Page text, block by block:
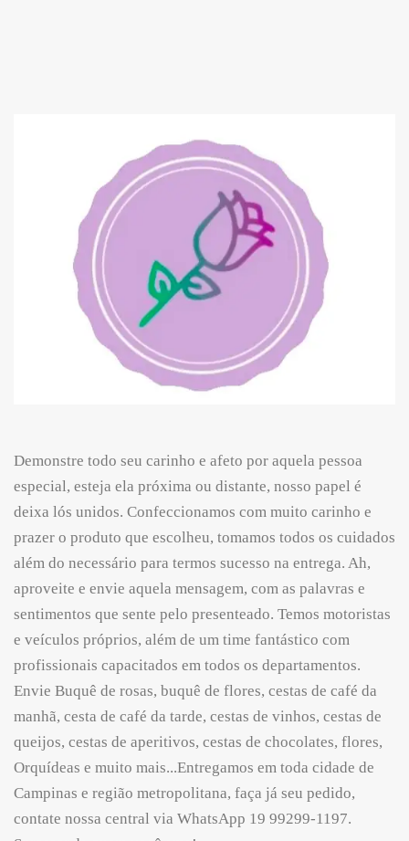
Demonstre todo seu carinho e afeto por aquela pessoa
especial, esteja ela próxima ou distante, nosso papel é
deixa lós unidos. Confeccionamos com muito carinho e
prazer o produto que escolheu, tomamos todos os cuidados
além do necessário para termos sucesso na entrega. Ah,
aproveite e envie aquela mensagem, com as palavras e
sentimentos que sente pelo presenteado. Temos motoristas
e veículos próprios, além de um time fantástico com
profissionais capacitados em todos os departamentos.
Envie Buquê de rosas, buquê de flores, cestas de café da
manhã, cesta de café da tarde, cestas de vinhos, cestas de
queijos, cestas de aperitivos, cestas de chocolates, flores,
Orquídeas e muito mais...Entregamos em toda cidade de
Campinas e região metropolitana, faça já seu pedido,
contate nossa central via WhatsApp 19 99299-1197.